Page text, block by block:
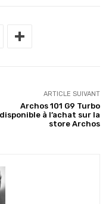
ARTICLE SUIVANT
Archos 101 G9 Turbo
disponible à l’achat sur la
store Archos